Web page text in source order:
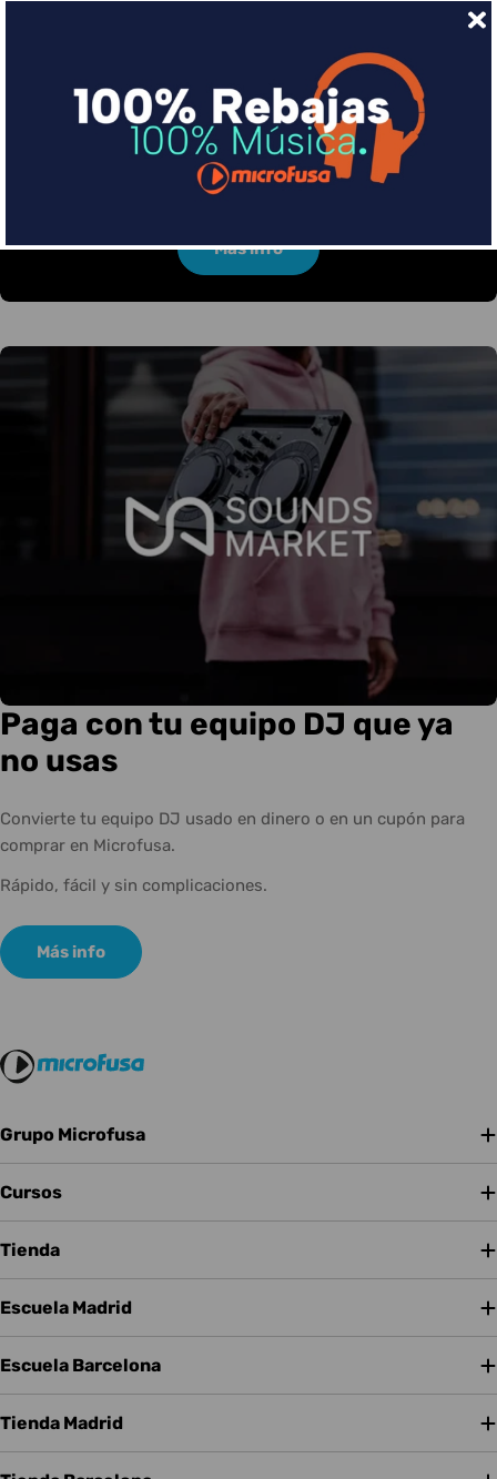
Financia tus compras con Sequra
Divide en 3 sin coste o hasta en 18 meses por una
pequeña cuota al mes con Sequra
Más info
Paga con tu equipo DJ que ya
no usas
Convierte tu equipo DJ usado en dinero o en un cupón para
comprar en Microfusa.
Rápido, fácil y sin complicaciones.
Más info
Grupo Microfusa
Cursos
Tienda
Escuela Madrid
Escuela Barcelona
Tienda Madrid